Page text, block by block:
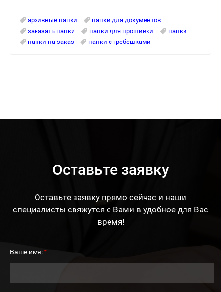
архивные папки
папки для документов
заказать папки
папки для прошивки
папки
папки на заказ
папки с гребешками
Оставьте заявку
Оставьте заявку прямо сейчас и наши
специалисты свяжутся с Вами в удобное для Вас
время!
Ваше имя: *